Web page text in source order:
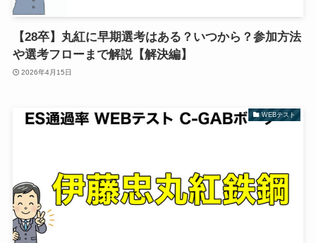
【28卒】丸紅に早期選考はある？いつから？参加方法
や選考フローまで解説【解決編】
2026年4月15日
WEBテスト